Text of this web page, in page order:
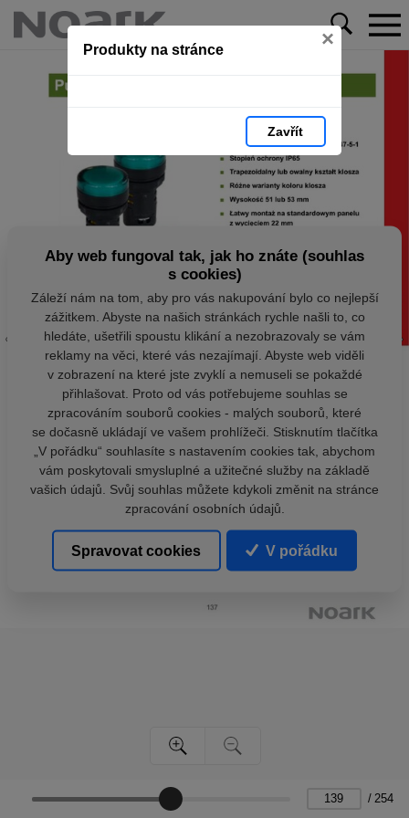
Produkty na stránce ×
Zavřít
/ 254
Aby web fungoval tak, jak ho znáte (souhlas
s cookies)
Záleží nám na tom, aby pro vás nakupování bylo co nejlepší
zážitkem. Abyste na našich stránkách rychle našli to, co
hledáte, ušetřili spoustu klikání a nezobrazovaly se vám
reklamy na věci, které vás nezajímají. Abyste web viděli
v zobrazení na které jste zvyklí a nemuseli se pokaždé
přihlašovat. Proto od vás potřebujeme souhlas se
zpracováním souborů cookies - malých souborů, které
se dočasně ukládají ve vašem prohlížeči. Stisknutím tlačítka
„V pořádku“ souhlasíte s nastavením cookies tak, abychom
vám poskytovali smysluplné a užitečné služby na základě
vašich údajů. Svůj souhlas můžete kdykoli změnit na stránce
zpracování osobních údajů.
Spravovat cookies V pořádku